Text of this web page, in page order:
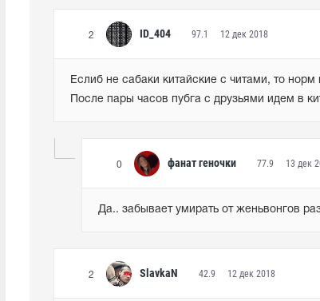
2 ID_404 97.1 12 дек 2018
Еслиб не сабаки китайские с читами, то
После пары часов пубга с друзьями идем в
0 фанат геночки 77.9 13 дек
Да.. забывает умирать от женьвонгов
2 SlavkaN 42.9 12 дек 2018